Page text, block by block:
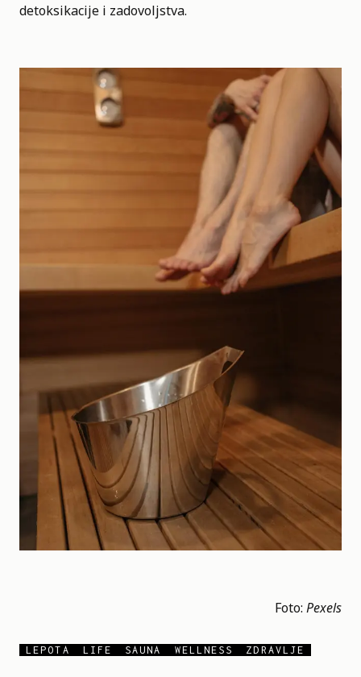
detoksikacije i zadovoljstva.
Foto: Pexels
LEPOTA LIFE SAUNA WELLNESS ZDRAVLJE